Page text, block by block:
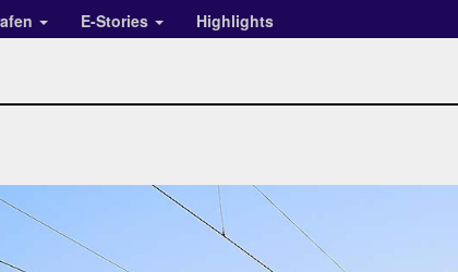
E-Stories Highlights